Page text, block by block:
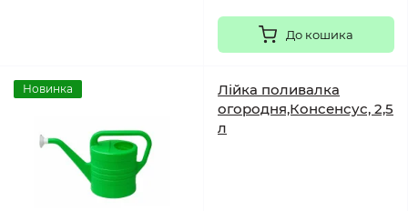
До кошика
Новинка
Лійка поливалка
огородня,Консенсус, 2,5
л